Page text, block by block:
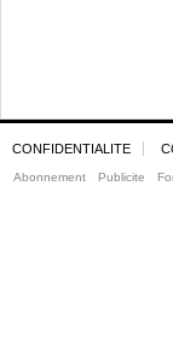
CONFIDENTIALITE
Abonnement Publicite